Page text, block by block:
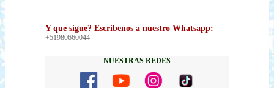
Y que sigue? Escribenos a nuestro Whatsapp:
+51980660044
NUESTRAS REDES